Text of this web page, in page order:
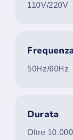
110V/220V
50Hz/60Hz
Durata
Oltre